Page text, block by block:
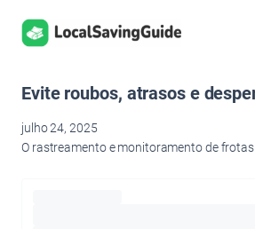
para
Evite roubos, atrasos e
julho 24, 2025
O rastreamento e monitoramento de